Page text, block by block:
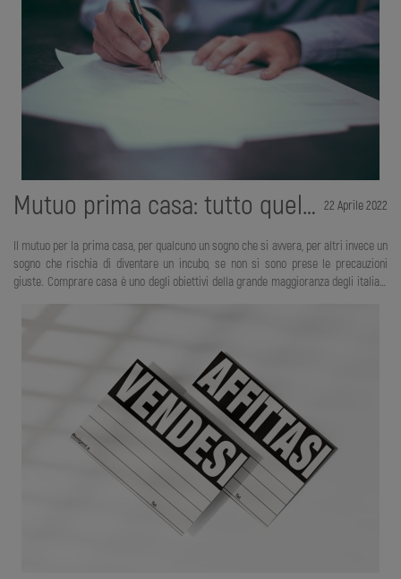
che è considerata tale. Come per esempio una villa oppure un’area dove sorg
Mutuo prima casa: tutto quello che devi fare 22 Aprile 2022
Il mutuo per la prima casa, per qualcuno un sogno che si avvera, per altri invece un
sogno che rischia di diventare un incubo, se non si sono prese le precauzioni
giuste. Comprare casa è uno degli obiettivi della grande maggioranza degli italiani
una vita in un incubo sono alte. Partiamo subito dalla rata mensile del mutuo. È
fondamentale che questa non sia troppo alta. E un modo piuttosto semplice per